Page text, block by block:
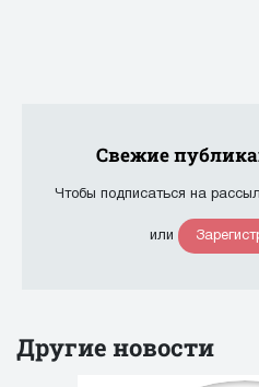
Свежие
Чтобы подписаться на
или
Другие новости